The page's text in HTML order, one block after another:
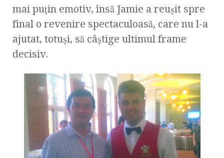
mai puţin emotiv, însă Jamie a reuşit spre
final o revenire spectaculoasă, care nu l-a
ajutat, totuşi, să câştige ultimul frame
decisiv.